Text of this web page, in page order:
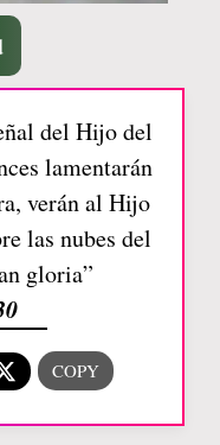
del Hijo del
lamentarán
verán al Hijo
las nubes del
gloria”